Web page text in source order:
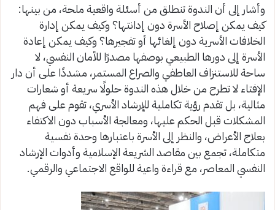
وأشار إلى أن الندوة تنطلق من أسئلة واقعية ملحة، من بينها:
كيف يمكن إصلاح الأسرة دون إدانتها؟ وكيف يمكن إدارة
الخلافات الأسرية دون إلغائها أو تفجيرها؟ وكيف يمكن إعادة
الأسرة إلى دورها الطبيعي بوصفها مصدرًا للأمان النفسي، لا
ساحة للاستنزاف العاطفي والصراع المستمر، مشددًا على أن دار
الإفتاء لا تطرح من خلال هذه الندوة حلولًا سريعة أو شعارات
مثالية، بل تقدم رؤية تكاملية للإرشاد الأسري، تقوم على فهم
المشكلات قبل الحكم عليها، ومعالجة الأسباب دون الاكتفاء
بعلاج الأعراض، والنظر إلى الأسرة باعتبارها وحدة نفسية
متكاملة، تجمع بين مقاصد الشريعة الإسلامية وأدوات الإرشاد
النفسي المعاصر، مع قراءة واعية للواقع الاجتماعي والرقمي.